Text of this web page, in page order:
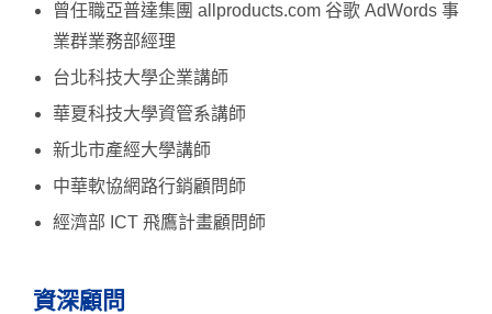
曾任職亞普達集團 allproducts.com 谷歌 AdWords 事
業群業務部經理
台北科技大學企業講師
華夏科技大學資管系講師
新北市產經大學講師
中華軟協網路行銷顧問師
經濟部 ICT 飛鷹計畫顧問師
資深顧問